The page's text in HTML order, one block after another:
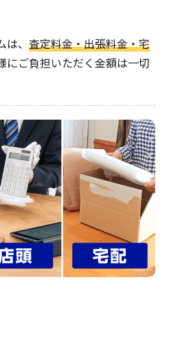
、 査定料金・出張料金・宅
にご負担いただく金額は一切